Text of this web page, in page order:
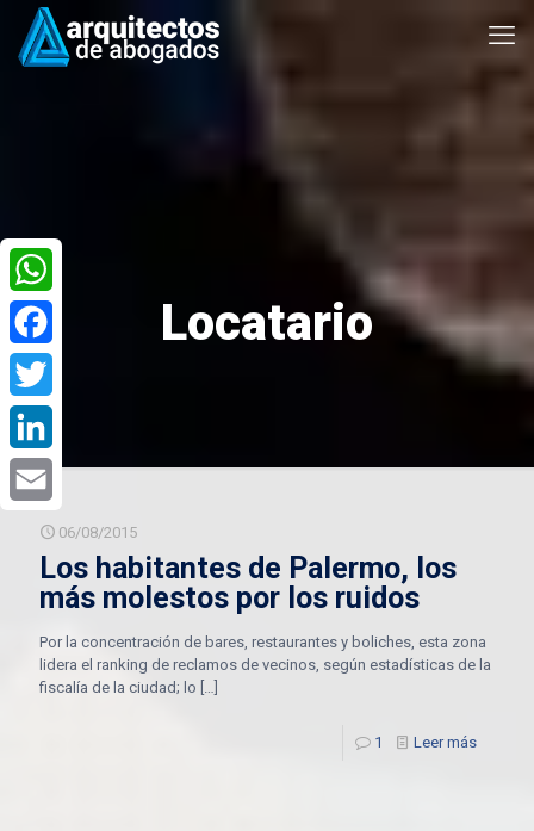
Locatario
06/08/2015
Los habitantes de Palermo, los
más molestos por los ruidos
Por la concentración de bares, restaurantes y boliches, esta zona
lidera el ranking de reclamos de vecinos, según estadísticas de la
fiscalía de la ciudad; lo […]
1 Leer más
WhatsApp
Facebook
Twitter
LinkedIn
Email